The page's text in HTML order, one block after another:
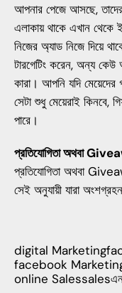
আপনার পেজে আসছে, তাদের
এলাকায় থাকে এখান থেকে
নিজের অ্যাড নিজে দিয়ে
টারগেটিং করেন, অন্য কেউ
কারা। আপনি যদি
সেটা শুধু মেয়েরাই কিনবে,
পারে।
প্রতিযোগিতা অথবা
প্রতিযোগিতা অথবা
সেই অনুযায়ী যারা
digital Marketing
facebook
online Salessales